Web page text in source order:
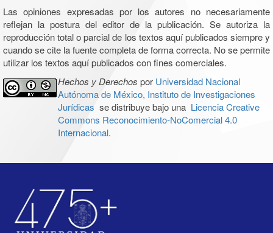
Las opiniones expresadas por los autores no necesariamente
reflejan la postura del editor de la publicación. Se autoriza la
reproducción total o parcial de los textos aquí publicados siempre y
cuando se cite la fuente completa de forma correcta. No se permite
utilizar los textos aquí publicados con fines comerciales.
Hechos y Derechos por Universidad Nacional
Autónoma de México, Instituto de Investigaciones
Jurídicas se distribuye bajo una Licencia Creative
Commons Reconocimiento-NoComercial 4.0
Internacional.